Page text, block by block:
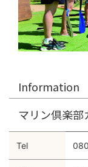
Information
マリン倶楽部
Tel